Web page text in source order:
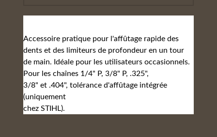
Accessoire pratique pour l'affûtage rapide des
dents et des limiteurs de profondeur en un tour
de main. Idéale pour les utilisateurs occasionnels.
Pour les chaînes 1/4" P, 3/8" P, .325",
3/8" et .404", tolérance d'affûtage intégrée
(uniquement
chez STIHL).